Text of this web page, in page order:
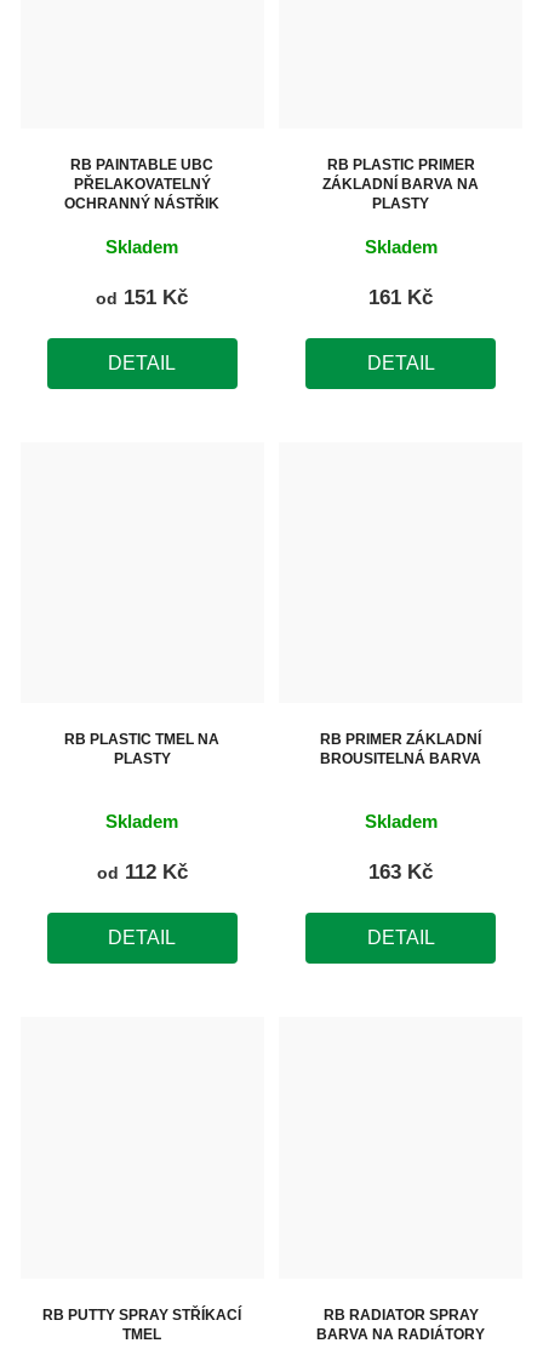
RB PAINTABLE UBC
PŘELAKOVATELNÝ
OCHRANNÝ NÁSTŘIK
Skladem
od 151 Kč
DETAIL
RB PLASTIC PRIMER
ZÁKLADNÍ BARVA NA
PLASTY
Skladem
161 Kč
DETAIL
RB PLASTIC TMEL NA
PLASTY
Skladem
od 112 Kč
DETAIL
RB PRIMER ZÁKLADNÍ
BROUSITELNÁ BARVA
Skladem
163 Kč
DETAIL
RB PUTTY SPRAY STŘÍKACÍ
TMEL
RB RADIATOR SPRAY
BARVA NA RADIÁTORY